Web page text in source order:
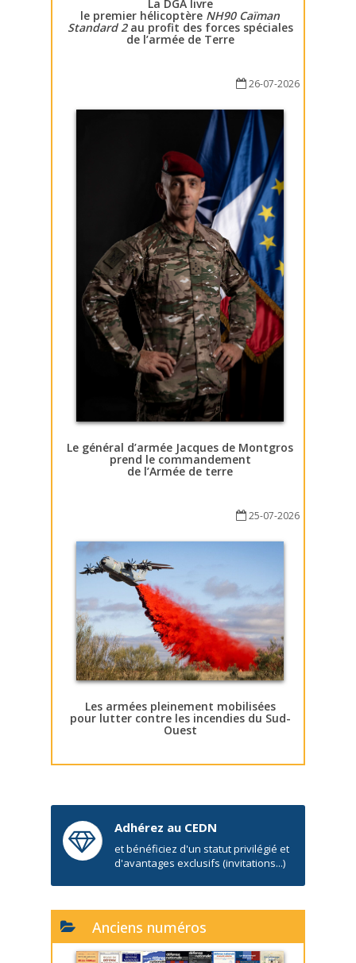
La DGA livre
le premier hélicoptère NH90 Caïman
Standard 2au profit des forces spéciales
de l’armée de Terre
26-07-2026
Le général d’armée Jacques de Montgros
prend le commandement
de l’Armée de terre
25-07-2026
Les armées pleinement mobilisées
pour lutter contre les incendies du Sud-
Ouest
Adhérez au CEDN
et bénéficiez d'un statut privilégié et
d'avantages exclusifs (invitations...)
Anciens numéros